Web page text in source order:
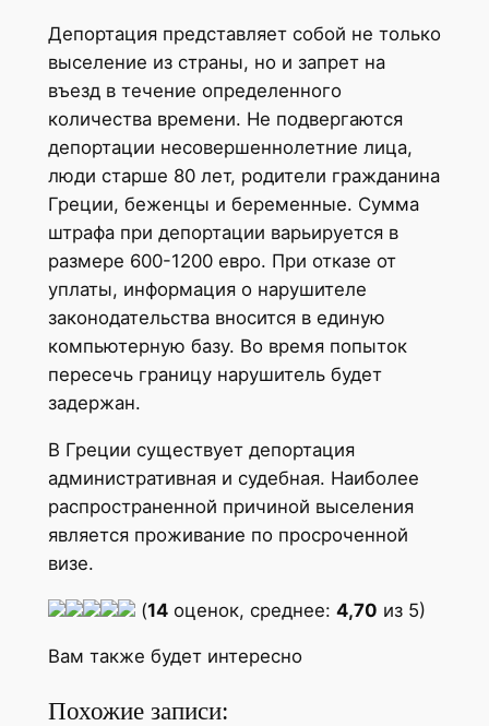
Депортация представляет собой не только
выселение из страны, но и запрет на
въезд в течение определенного
количества времени. Не подвергаются
депортации несовершеннолетние лица,
люди старше 80 лет, родители гражданина
Греции, беженцы и беременные. Сумма
штрафа при депортации варьируется в
размере 600-1200 евро. При отказе от
уплаты, информация о нарушителе
законодательства вносится в единую
компьютерную базу. Во время попыток
пересечь границу нарушитель будет
задержан.
В Греции существует депортация
административная и судебная. Наиболее
распространенной причиной выселения
является проживание по просроченной
визе.
(14оценок, среднее: 4,70 из 5)
Вам также будет интересно
Похожие записи: